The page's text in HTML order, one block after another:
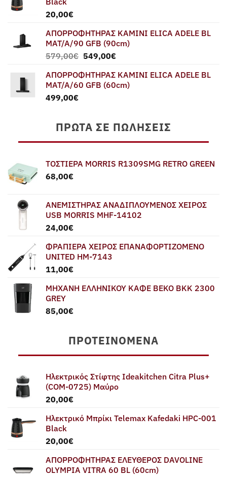
20,00€
ΑΠΟΡΡΟΦΗΤΗΡΑΣ ΚΑΜΙΝΙ ELICA ADELE BL
MAT/A/90 GFB (90cm)
579,00€ Original
was:
579,00€.
549,00€Η
τιμή
είναι:
ΑΠΟΡΡΟΦΗΤΗΡΑΣ ΚΑΜΙΝΙ ELICA ADELE BL
MAT/A/60 GFB (60cm)
499,00€
ΠΡΏΤΑ ΣΕ ΠΩΛΉΣΕΙΣ
ΤΟΣΤΙΕΡΑ MORRIS R1309SMG RETRO GREEN
68,00€
ΑΝΕΜΙΣΤΗΡΑΣ ΑΝΑΔΙΠΛΟΥΜΕΝΟΣ ΧΕΙΡΟΣ
USB MORRIS MHF-14102
24,00€
ΦΡΑΠΙΕΡΑ ΧΕΙΡΟΣ ΕΠΑΝΑΦΟΡΤΙΖΟΜΕΝΟ
UNITED HM-7143
11,00€
ΜΗΧΑΝΗ ΕΛΛΗΝΙΚΟΥ ΚΑΦΕ BEKO BKK 2300
GREY
85,00€
ΠΡΟΤΕΙΝΌΜΕΝΑ
Ηλεκτρικός Στίφτης Ideakitchen Citra Plus+
(COM-0725) Μαύρο
20,00€
Ηλεκτρικό Μπρίκι Telemax Kafedaki HPC-001
Black
20,00€
ΑΠΟΡΡΟΦΗΤΗΡΑΣ ΕΛΕΥΘΕΡΟΣ DAVOLINE
OLYMPIA VITRA 60 BL (60cm)